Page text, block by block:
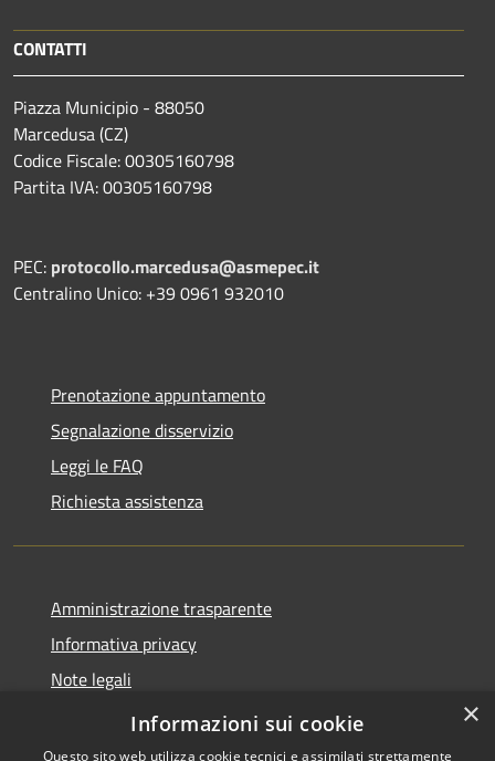
CONTATTI
Piazza Municipio - 88050
Marcedusa (CZ)
Codice Fiscale: 00305160798
Partita IVA: 00305160798
PEC: protocollo.marcedusa@asmepec.it
Centralino Unico: +39 0961 932010
Prenotazione appuntamento
Segnalazione disservizio
Leggi le FAQ
Richiesta assistenza
Amministrazione trasparente
Informativa privacy
Note legali
Dichiarazione di accessibilità
×
Informazioni sui cookie
Questo sito web utilizza cookie tecnici e assimilati strettamente